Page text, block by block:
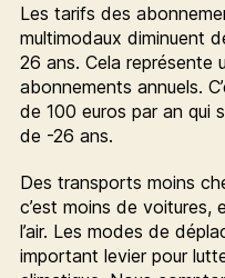
Les tarifs des
multimodaux diminuent
26 ans. Cela représente
abonnements annuels.
de 100 euros par an qui
de -26 ans.
Des transports moins
c’est moins de voitures,
l’air. Les modes de
important levier pour